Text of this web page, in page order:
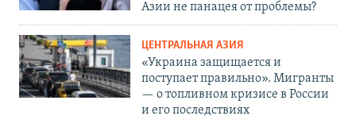
Азии не панацея от проблемы?
ЦЕНТРАЛЬНАЯ АЗИЯ
«Украина защищается и
поступает правильно». Мигранты
— о топливном кризисе в России
и его последствиях